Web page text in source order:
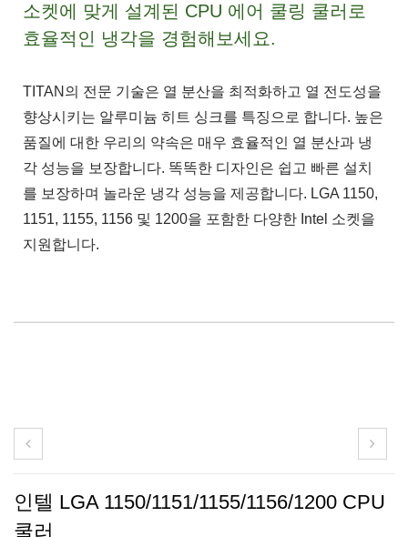
소켓에 맞게 설계된 CPU 에어 쿨링 쿨러로
효율적인 냉각을 경험해보세요.
TITAN의 전문 기술은 열 분산을 최적화하고 열 전도성을
향상시키는 알루미늄 히트 싱크를 특징으로 합니다. 높은
품질에 대한 우리의 약속은 매우 효율적인 열 분산과 냉
각 성능을 보장합니다. 똑똑한 디자인은 쉽고 빠른 설치
를 보장하며 놀라운 냉각 성능을 제공합니다. LGA 1150,
1151, 1155, 1156 및 1200을 포함한 다양한 Intel 소켓을
지원합니다.
인텔 LGA 1150/1151/1155/1156/1200 CPU
쿨러